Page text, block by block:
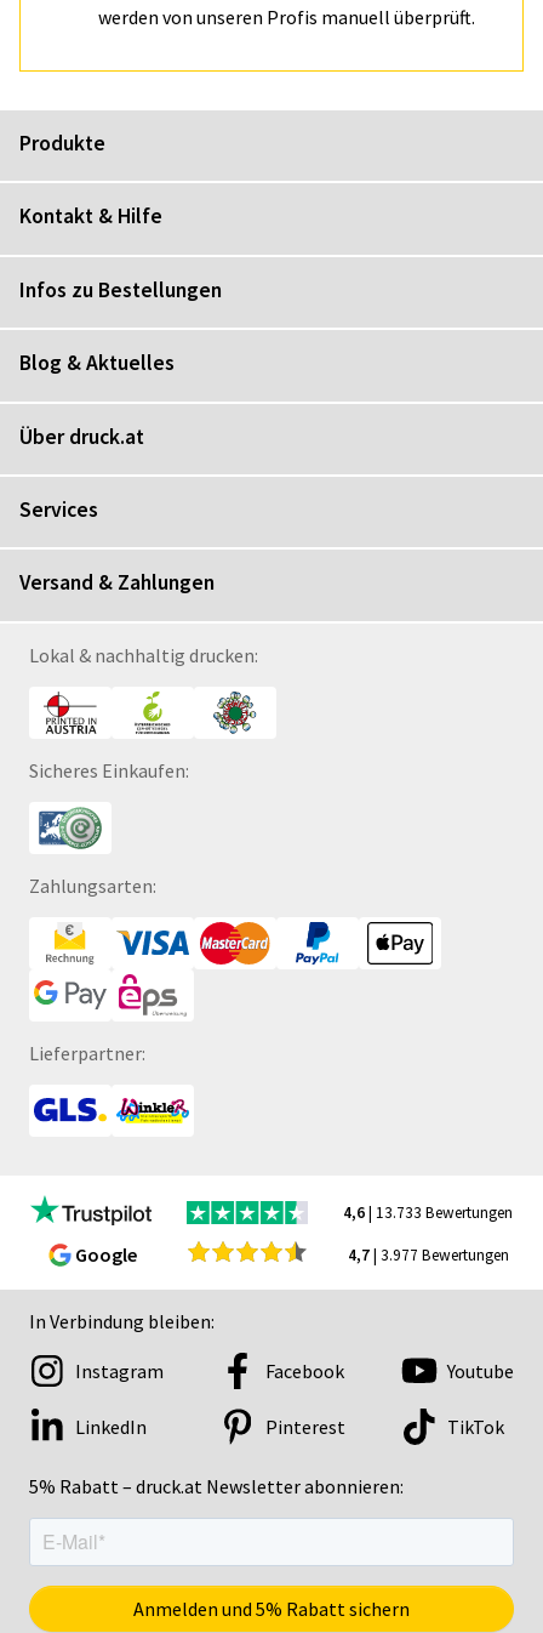
werden von unseren Profis manuell überprüft.
Produkte
Kontakt & Hilfe
Infos zu Bestellungen
Blog & Aktuelles
Über druck.at
Services
Versand & Zahlungen
Lokal & nachhaltig drucken:
Sicheres Einkaufen:
Zahlungsarten:
Lieferpartner:
4,6| 13.733 Bewertungen
Google 4,7| 3.977 Bewertungen
In Verbindung bleiben:
5% Rabatt – druck.at Newsletter abonnieren:
Instagram Facebook Youtube
LinkedIn Pinterest TikTok